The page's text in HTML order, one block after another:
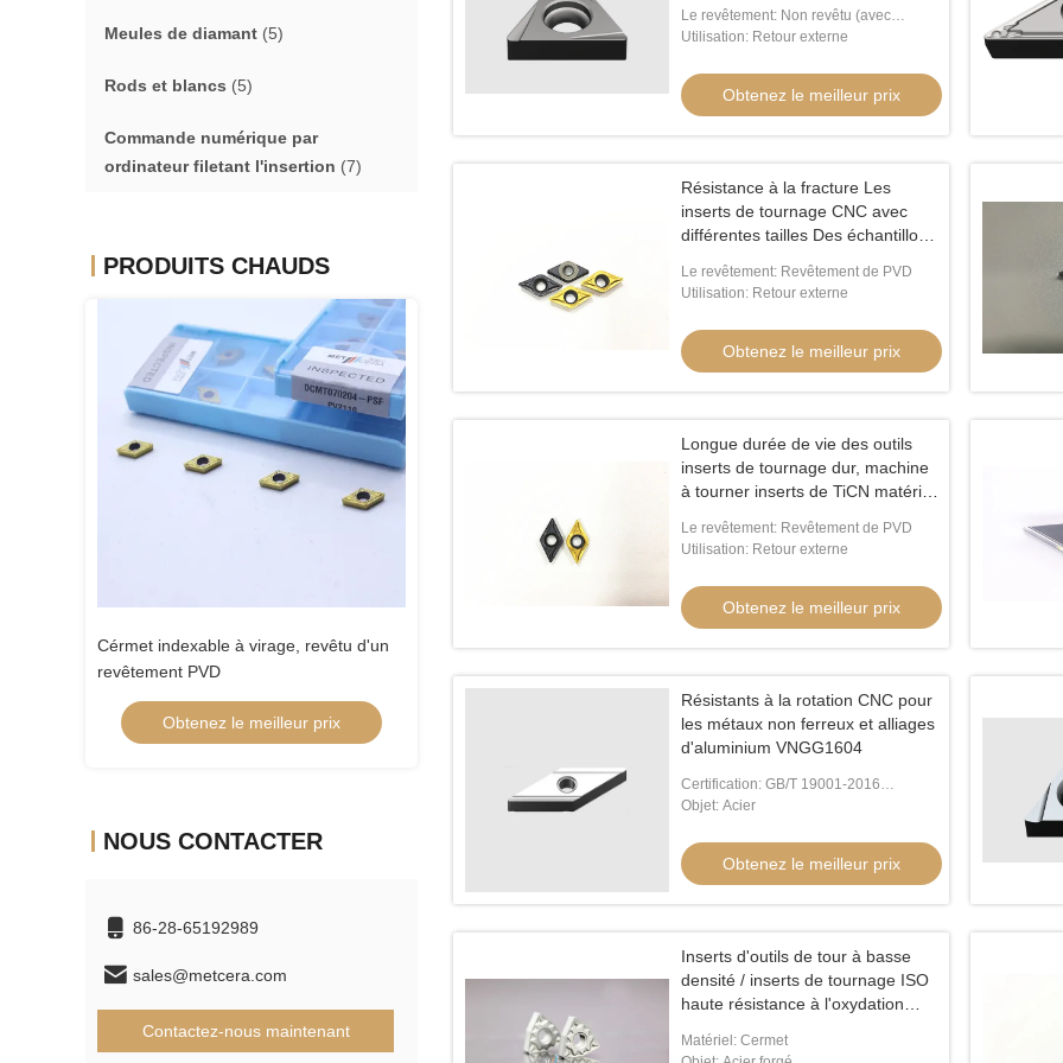
Meules de diamant (5)
Rods et blancs (5)
Commande numérique par
ordinateur filetant l'insertion (7)
PRODUITS CHAUDS
Cérmet indexable à virage, revêtu d'un
revêtement PVD
Obtenez le meilleur prix
Cérmet indexable à virage, revêtu d'un
revêtement PVD
NOUS CONTACTER
86-28-65192989
sales@metcera.com
Contactez-nous maintenant
TBGT060102L-4W
Le revêtement: Non revêtu (avec
revêtement est disponible)
Utilisation: Retour externe
Obtenez le meilleur prix
Résistance à la fracture Les
inserts de tournage CNC avec
différentes tailles Des échantillons
Le revêtement: Revêtement de PVD
Utilisation: Retour externe
Obtenez le meilleur prix
Longue durée de vie des outils
inserts de tournage dur, machine
à tourner inserts de TiCN matériel
Le revêtement: Revêtement de PVD
Utilisation: Retour externe
Obtenez le meilleur prix
Résistants à la rotation CNC pour
les métaux non ferreux et alliages
d'aluminium VNGG1604
Certification: GB/T 19001-2016
/ISO9001:2015
Objet: Acier
Obtenez le meilleur prix
Inserts d'outils de tour à basse
densité / inserts de tournage ISO
haute résistance à l'oxydation
Matériel: Cermet